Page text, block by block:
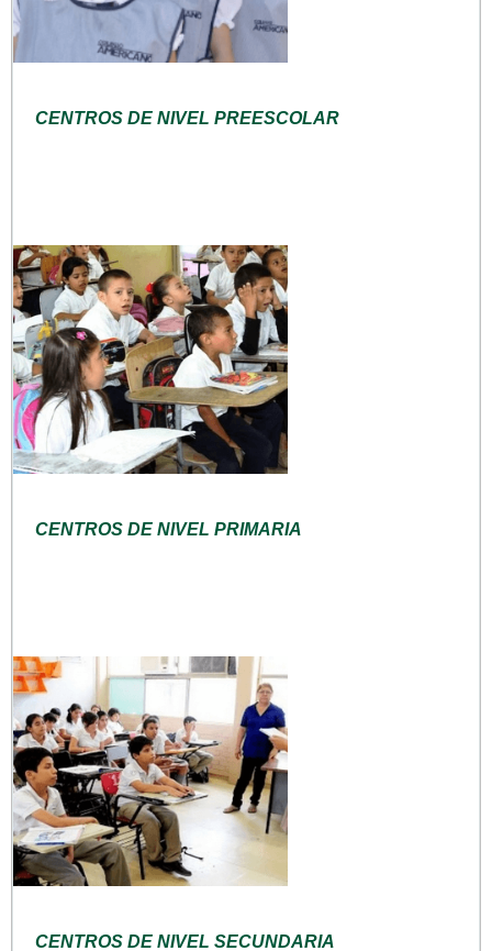
CENTROS DE NIVEL PREESCOLAR
CENTROS DE NIVEL PRIMARIA
CENTROS DE NIVEL SECUNDARIA